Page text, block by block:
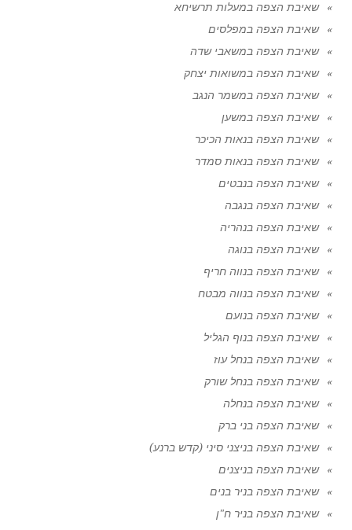
שאיבת הצפה במעלות תרשיחא
שאיבת הצפה במפלסים
שאיבת הצפה במשאבי שדה
שאיבת הצפה במשואות יצחק
שאיבת הצפה במשמר הנגב
שאיבת הצפה במשען
שאיבת הצפה בנאות הכיכר
שאיבת הצפה בנאות סמדר
שאיבת הצפה בנבטים
שאיבת הצפה בנגבה
שאיבת הצפה בנהריה
שאיבת הצפה בנוגה
שאיבת הצפה בנווה חריף
שאיבת הצפה בנווה מבטח
שאיבת הצפה בנועם
שאיבת הצפה בנוף הגליל
שאיבת הצפה בנחל עוז
שאיבת הצפה בנחל שורק
שאיבת הצפה בנחלה
שאיבת הצפה בני ברק
שאיבת הצפה בניצני סיני (קדש ברנע)
שאיבת הצפה בניצנים
שאיבת הצפה בניר בנים
שאיבת הצפה בניר ח"ן